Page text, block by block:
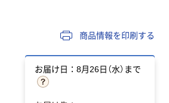
商品情報を印刷する
お届け日：8月26日（水）まで